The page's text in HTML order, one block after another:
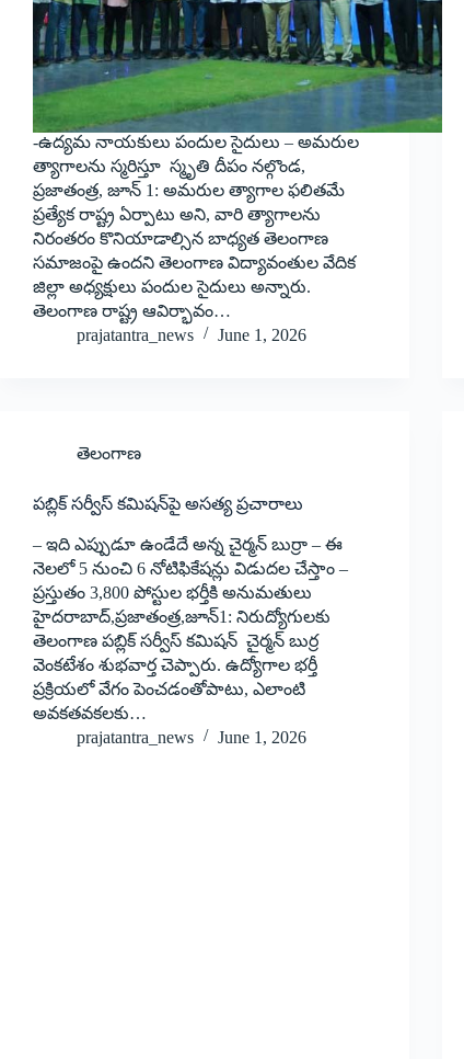
-ఉద్యమ నాయకులు పందుల సైదులు – అమరుల
త్యాగాల‌ను స్మ‌రిస్తూ స్మృతి దీపం న‌ల్గొండ‌,
ప్ర‌జాతంత్ర‌, జూన్ 1: అమరుల త్యాగాల ఫలితమే
ప్రత్యేక రాష్ట్ర ఏర్పాటు అని, వారి త్యాగాలను
నిరంతరం కొనియాడాల్సిన బాధ్యత తెలంగాణ
సమాజంపై ఉందని తెలంగాణ విద్యావంతుల వేదిక
జిల్లా అధ్యక్షులు పందుల సైదులు అన్నారు.
తెలంగాణ రాష్ట్ర ఆవిర్భావం…
prajatantra_news
June 1, 2026
తెలంగాణ
పబ్లిక్‌ ‌సర్వీస్‌ ‌కమిషన్‌పై అసత్య ప్రచారాలు
– ఇది ఎప్పుడూ ఉండేదే అన్న చైర్మన్‌ ‌బుర్రా – ఈ
నెలలో 5 నుంచి 6 నోటిఫికేషన్లు విడుదల చేస్తాం –
ప్రస్తుతం 3,800 పోస్టుల భర్తీకి అనుమతులు
హైదరాబాద్‌,‌ప్రజాతంత్ర,జూన్‌1: ‌నిరుద్యోగులకు
తెలంగాణ పబ్లిక్‌ ‌సర్వీస్‌ ‌కమిషన్‌ ‌చైర్మన్‌ ‌బుర్ర
వెంకటేశం శుభవార్త చెప్పారు. ఉద్యోగాల భర్తీ
ప్ర‌క్రియలో వేగం పెంచడంతోపాటు, ఎలాంటి
అవకతవకలకు…
prajatantra_news
June 1, 2026